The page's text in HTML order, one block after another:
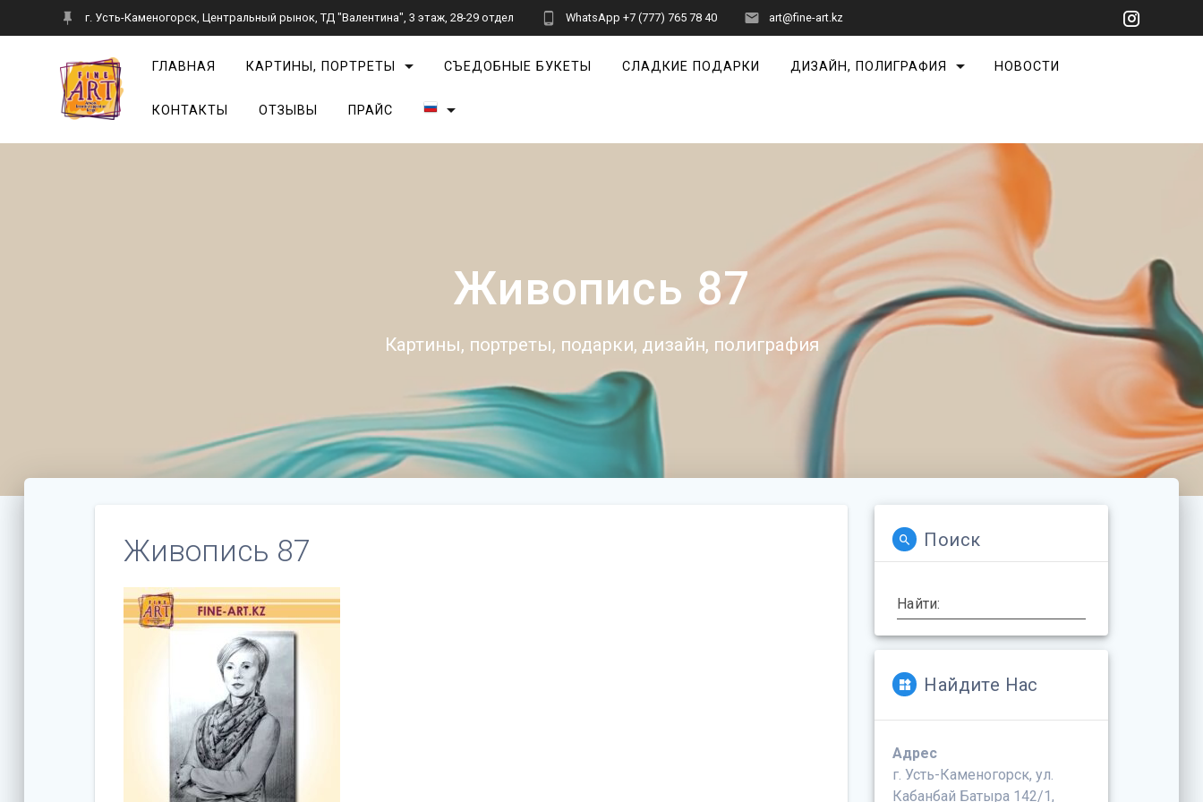
г. Усть-Каменогорск, Центральный рынок, ТД "Валентина", 3 этаж, 28-29 отдел WhatsApp +7 (777) 765 78 40 art@fine-art.kz
ГЛАВНАЯ КАРТИНЫ, ПОРТРЕТЫ СЪЕДОБНЫЕ БУКЕТЫ СЛАДКИЕ ПОДАРКИ ДИЗАЙН, ПОЛИГРАФИЯ НОВОСТИ
КОНТАКТЫ ОТЗЫВЫ ПРАЙС
Живопись 87
Картины, портреты, подарки, дизайн, полиграфия
Живопись 87 Поиск
Найти:
Найдите Нас
Адрес
г. Усть-Каменогорск, ул.
Кабанбай Батыра 142/1,